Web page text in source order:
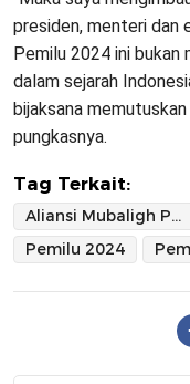
presiden, menteri dan
Pemilu 2024 ini bukan
dalam sejarah
bijaksana
pungkasnya.
Tag Terkait:
Aliansi Mubaligh Perekat Umat
Pemilu 2024